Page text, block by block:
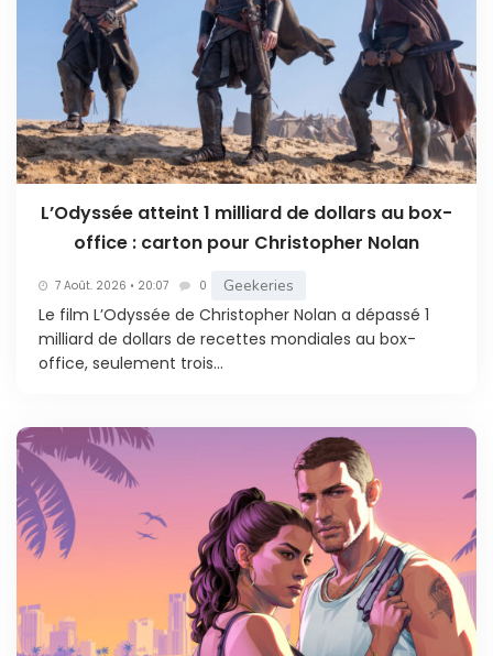
L’Odyssée atteint 1 milliard de dollars au box-
office : carton pour Christopher Nolan
7 Août. 2026 • 20:07 0 Geekeries
Le film L’Odyssée de Christopher Nolan a dépassé 1
milliard de dollars de recettes mondiales au box-
office, seulement trois...